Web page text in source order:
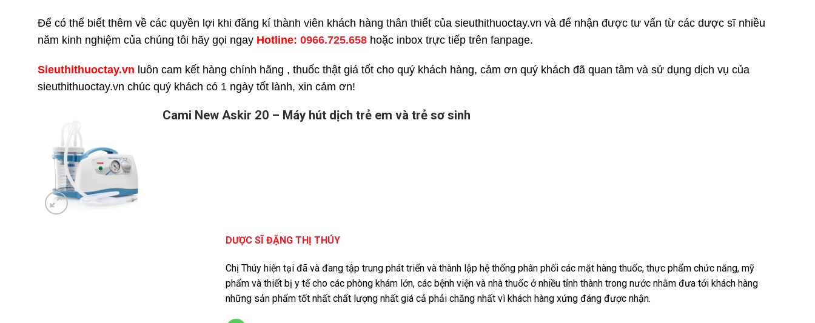
Để có thể biết thêm về các quyền lợi khi đăng kí thành viên khách hàng thân thiết của sieuthithuoctay.vn và để nhận được tư vấn từ các dược sĩ nhiều
năm kinh nghiệm của chúng tôi hãy gọi ngay Hotline: 0966.725.658 hoặc inbox trực tiếp trên fanpage.
Sieuthithuoctay.vn luôn cam kết hàng chính hãng , thuốc thật giá tốt cho quý khách hàng, cảm ơn quý khách đã quan tâm và sử dụng dịch vụ của
sieuthithuoctay.vn chúc quý khách có 1 ngày tốt lành, xin cảm ơn!
Cami New Askir 20 – Máy hút dịch trẻ em và trẻ sơ sinh
DƯỢC SĨ ĐẶNG THỊ THÚY
Chị Thúy hiện tại đã và đang tập trung phát triển và thành lập hệ thống phân phối các mặt hàng thuốc, thực phẩm chức năng, mỹ
phẩm và thiết bị y tế cho các phòng khám lớn, các bệnh viện và nhà thuốc ở nhiều tỉnh thành trong nước nhằm đưa tới khách hàng
những sản phẩm tốt nhất chất lượng nhất giá cả phải chăng nhất vì khách hàng xứng đáng được nhận.